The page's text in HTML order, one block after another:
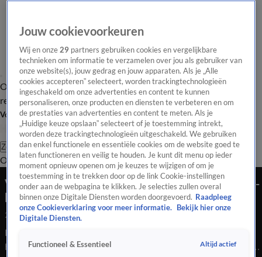
Overzicht Laatste nieuws Regionieuws Het beste van Hart
Tip de
redactie
Volg Hart van Nederland
Zoeken
OverzichtRegioUitzendingenWeerTip de redactiePanelVideo's
Verzamelaar Ed wacht smachtend op 100e KLM-
huisje
25 juli 2020, 22:51
Het is een feestje waar menig Nederlander met een blauw
hartje naar uitkijkt, de 100e verjaardag van KLM aanstaande
Jouw cookievoorkeuren
Wij en onze29 partners gebruiken cookies en vergelijkbare
technieken om informatie te verzamelen over jou als gebruiker van
onze website(s), jouw gedrag en jouw apparaten. Als je „Alle
cookies accepteren” selecteert, worden trackingtechnologieën
ingeschakeld om onze advertenties en content te kunnen
personaliseren, onze producten en diensten te verbeteren en om
de prestaties van advertenties en content te meten. Als je
„Huidige keuze opslaan” selecteert of je toestemming intrekt,
worden deze trackingtechnologieën uitgeschakeld. We gebruiken
dan enkel functionele en essentiële cookies om de website goed te
laten functioneren en veilig te houden. Je kunt dit menu op ieder
moment opnieuw openen om je keuzes te wijzigen of om je
toestemming in te trekken door op de link Cookie-instellingen
onder aan de webpagina te klikken. Je selecties zullen overal
binnen onze Digitale Diensten worden doorgevoerd. Raadpleeg
onze Cookieverklaring voor meer informatie.
Bekijk hier onze
Digitale Diensten.
Functioneel & Essentieel Altijd actief